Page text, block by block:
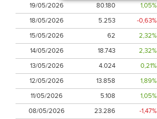
19/05/2026
80.180 1,05%
18/05/2026
5.253 -0,63%
15/05/2026
62 2,32%
14/05/2026
18.743 2,32%
13/05/2026
4.024 0,21%
12/05/2026
13.858 1,89%
11/05/2026
5.108 1,05%
08/05/2026
23.286 -1,47%